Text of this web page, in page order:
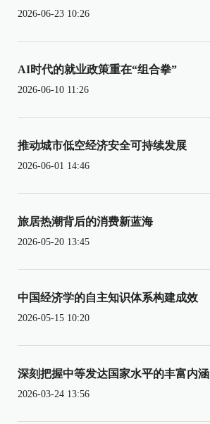
2026-06-23 10:26
AI时代的就业政策重在“组合拳”
2026-06-10 11:26
推动城市低空经济安全可持续发展
2026-06-01 14:46
旅居热潮背后的消费新蓝海
2026-05-20 13:45
中国经济学的自主知识体系构建成效
2026-05-15 10:20
深刻把握中等发达国家水平的丰富内涵
2026-03-24 13:56